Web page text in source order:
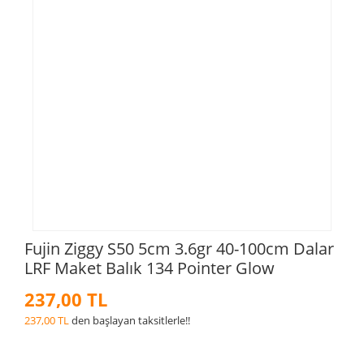
Fujin Ziggy S50 5cm 3.6gr 40-100cm Dalar
LRF Maket Balık 134 Pointer Glow
237,00 TL
237,00 TLden başlayan taksitlerle!!